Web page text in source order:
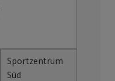
Sportzentrum
Süd